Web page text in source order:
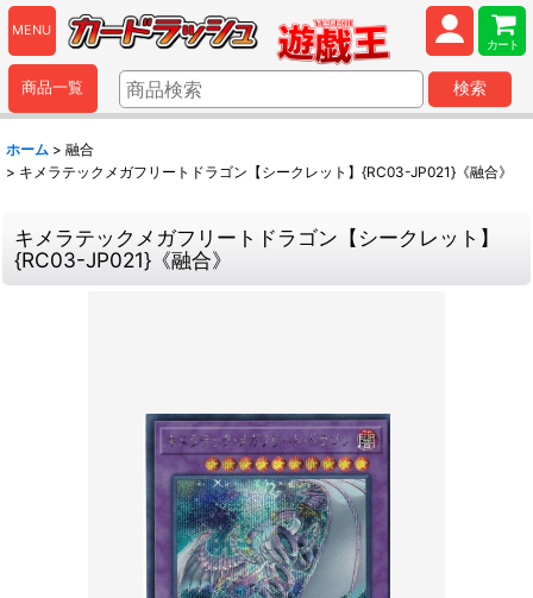
MENU
カート
商品一覧 検索
ホーム > 融合
> キメラテックメガフリートドラゴン【シークレット】{RC03-JP021}《融合》
キメラテックメガフリートドラゴン【シークレット】
{RC03-JP021}《融合》